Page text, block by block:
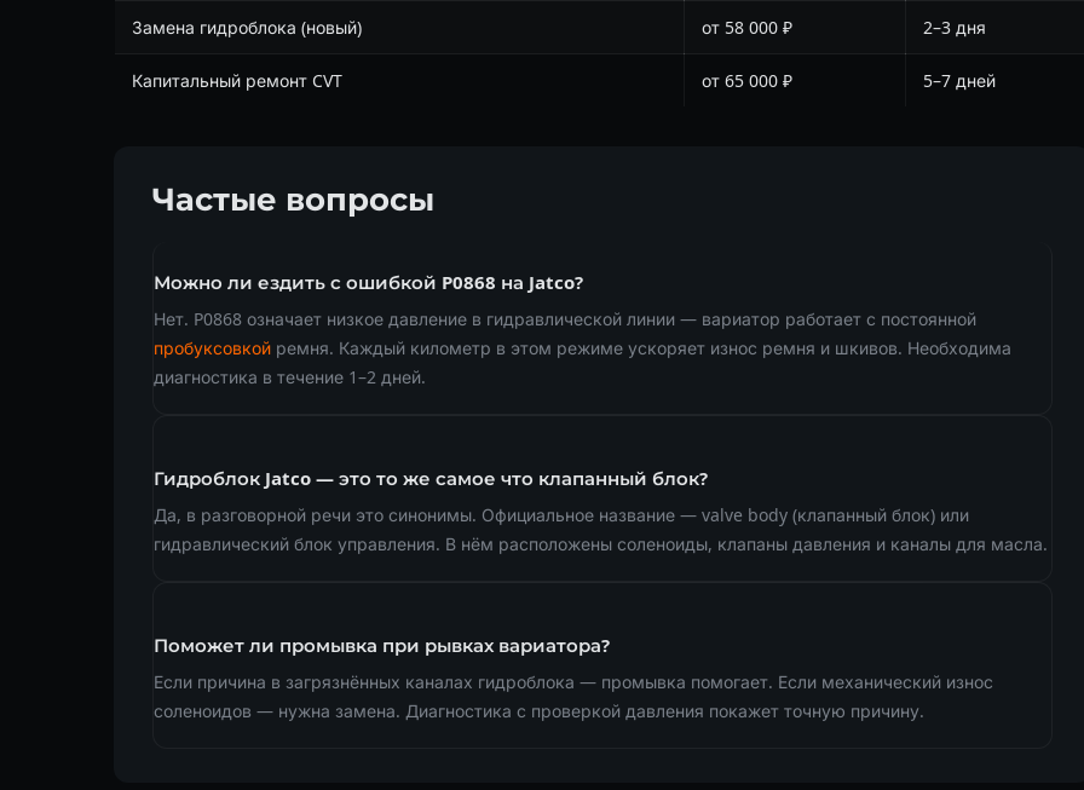
Замена гидроблока (новый) от 58 000 ₽ 2–3 дня
Капитальный ремонт CVT от 65 000 ₽ 5–7 дней
Частые вопросы
Можно ли ездить с ошибкой P0868 на Jatco?
Нет. P0868 означает низкое давление в гидравлической линии — вариатор работает с постоянной
пробуксовкой ремня. Каждый километр в этом режиме ускоряет износ ремня и шкивов. Необходима
диагностика в течение 1–2 дней.
Гидроблок Jatco — это то же самое что клапанный блок?
Да, в разговорной речи это синонимы. Официальное название — valve body (клапанный блок) или
гидравлический блок управления. В нём расположены соленоиды, клапаны давления и каналы для масла.
Поможет ли промывка при рывках вариатора?
Если причина в загрязнённых каналах гидроблока — промывка помогает. Если механический износ
соленоидов — нужна замена. Диагностика с проверкой давления покажет точную причину.